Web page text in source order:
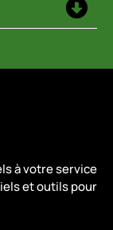
à votre service
et outils pour